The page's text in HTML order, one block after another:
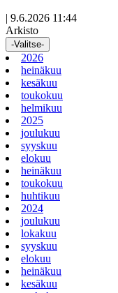
| 9.6.2026 11:44
Arkisto
-Valitse-
2026
heinäkuu
kesäkuu
toukokuu
helmikuu
2025
joulukuu
syyskuu
elokuu
heinäkuu
toukokuu
huhtikuu
2024
joulukuu
lokakuu
syyskuu
elokuu
heinäkuu
kesäkuu